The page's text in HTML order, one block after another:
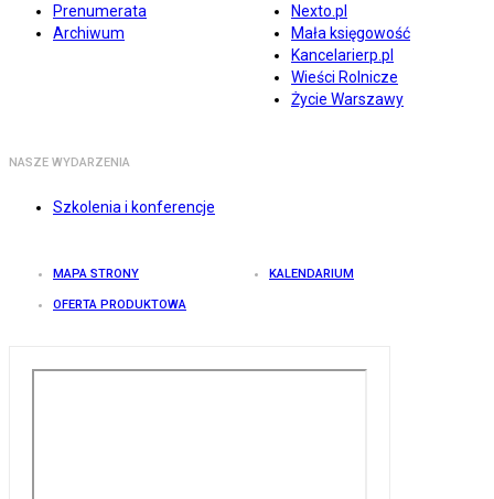
Prenumerata
Archiwum
Nexto.pl
Mała księgowość
Kancelarierp.pl
Wieści Rolnicze
Życie Warszawy
NASZE WYDARZENIA
Szkolenia i konferencje
MAPA STRONY KALENDARIUM
OFERTA PRODUKTOWA